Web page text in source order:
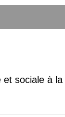
et sociale à la